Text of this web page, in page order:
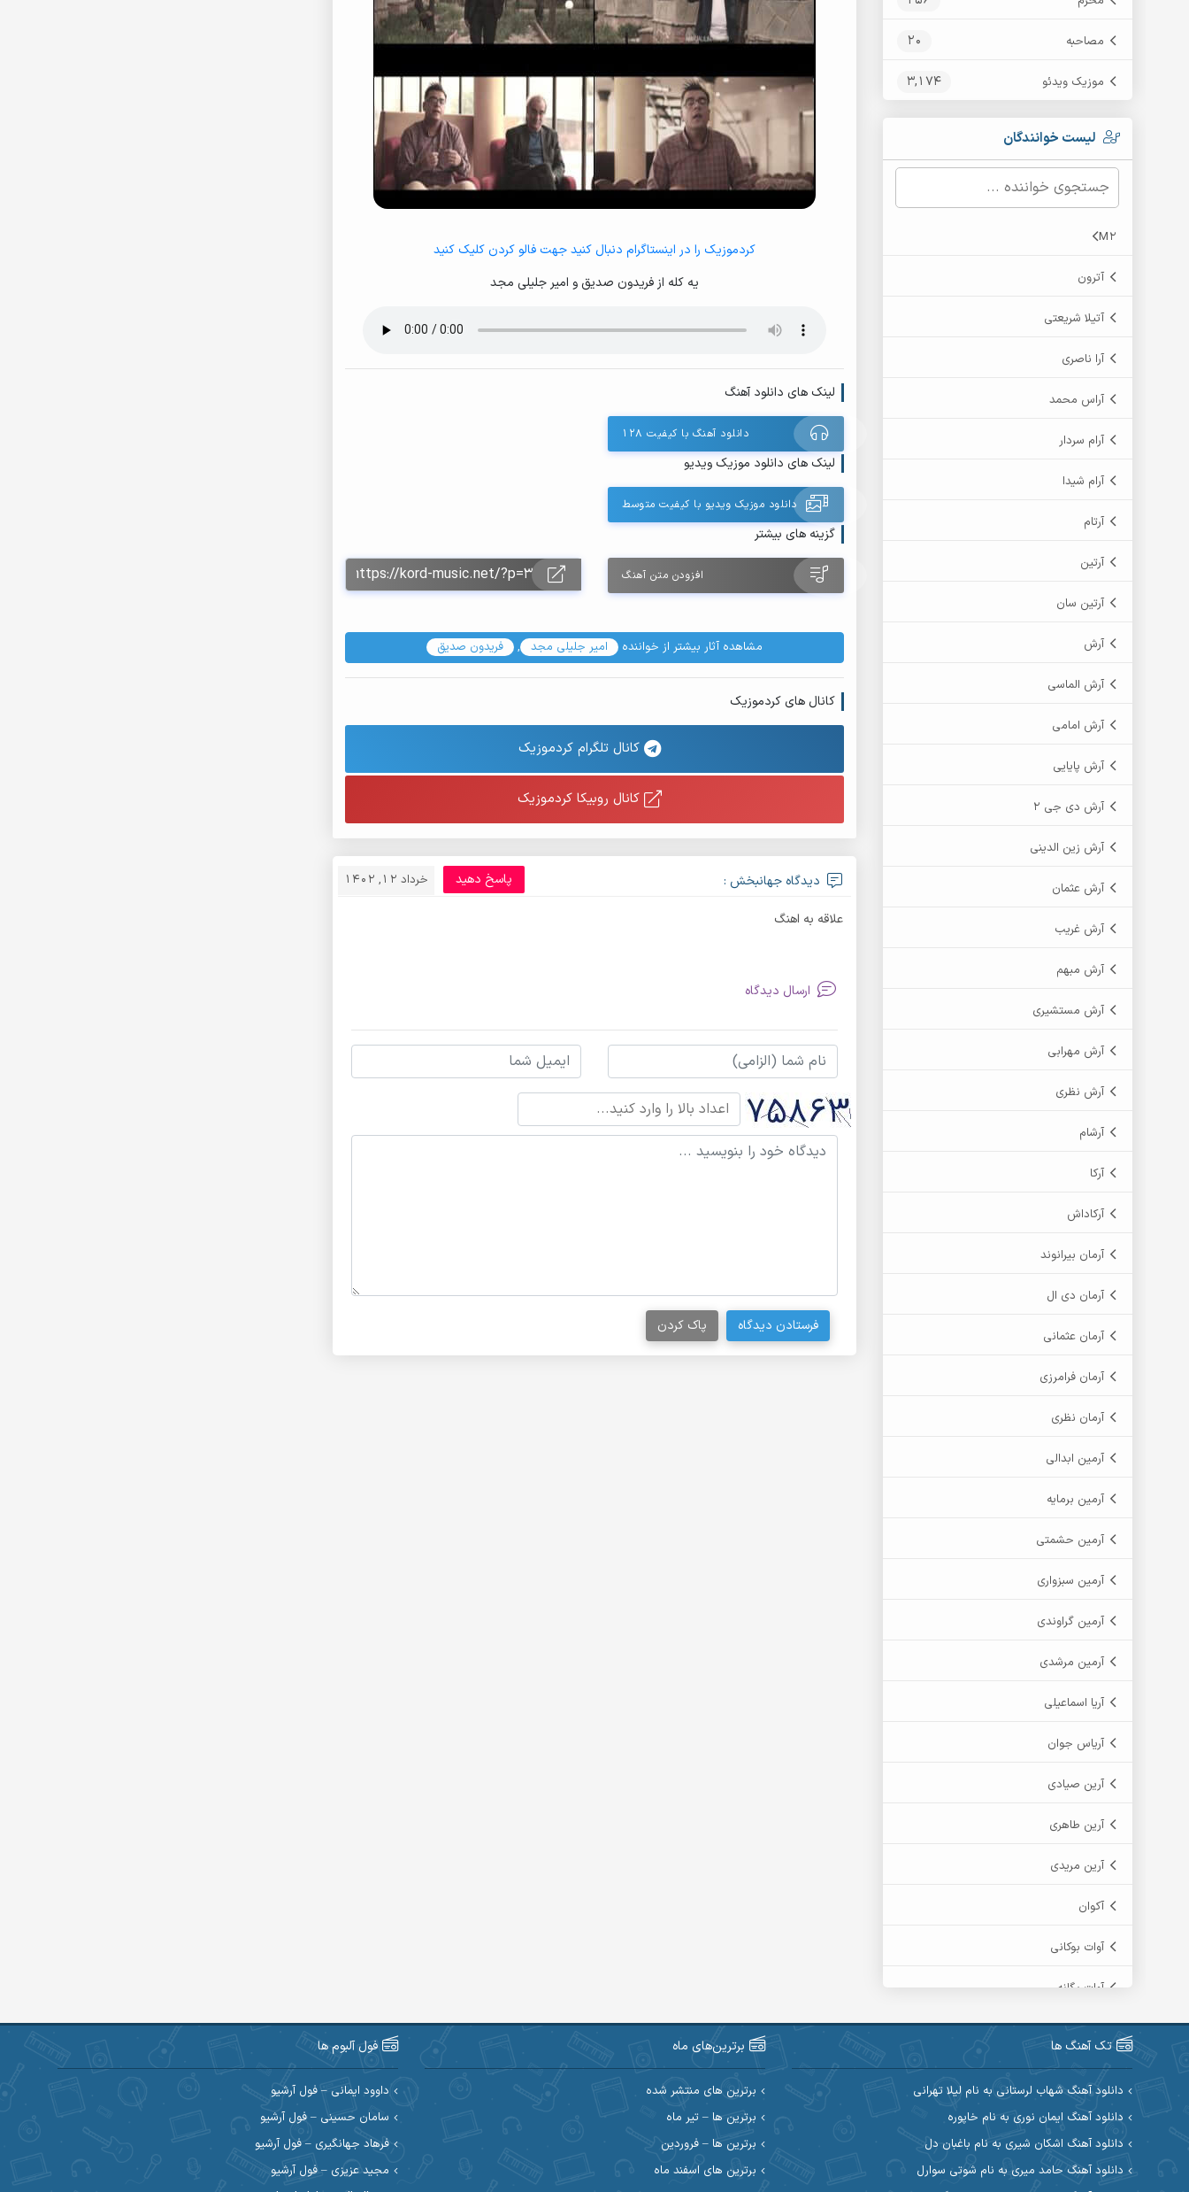
مصاحبه 20
موزیک ویدئو 3,174
لیست خوانندگان
M2
آترون
آتیلا شریعتی
آرا ناصری
آراس محمد
آرام سردار
آرام شیدا
آرتام
آرتین
آرتین سان
آرش
آرش الماسی
آرش امامی
آرش پایایی
آرش دی جی 2
آرش زین الدینی
آرش عثمان
آرش غریب
آرش مبهم
آرش مستشیری
آرش مهرابی
آرش نظری
آرشام
آرکا
آرکاداش
آرمان بیرانوند
آرمان دی ال
آرمان عثمانی
آرمان فرامرزی
آرمان نظری
آرمین ابدالی
آرمین برمایه
آرمین حشمتی
آرمین سبزواری
آرمین گراوندی
آرمین مرشدی
آریا اسماعیلی
آریاس جوان
آرین صیادی
آرین طاهری
آرین مریدی
آکوان
آوات بوکانی
آوات یگانه
آیت احمدنژاد
آیهان
ابراهیم شمس
ابوالحسن جاویدان
کردموزیک را در اینستاگرام دنبال کنید جهت فالو کردن کلیک کنید
یه کله از فریدون صدیق و امیر جلیلی مجد
لینک های دانلود آهنگ
دانلود آهنگ با کیفیت ۱۲۸
لینک های دانلود موزیک ویدیو
دانلود موزیک ویدیو با کیفیت متوسط
گزینه های بیشتر
افزودن متن آهنگ
مشاهده آثار بیشتر از خواننده امیر جلیلی مجد , فریدون صدیق
کانال های کردموزیک
کانال تلگرام کردموزیک
کانال روبیکا کردموزیک
دیدگاه جهانبخش : خرداد 12, 1402 پاسخ دهید
علاقه به اهنگ
ارسال دیدگاه
فرستادن دیدگاه پاک کردن
تک آهنگ ها
دانلود آهنگ شهاب لرستانی به نام لیلا تهرانی
دانلود آهنگ ایمان نوری به نام خاپوره
دانلود آهنگ اشکان شیری به نام باغبان دل
دانلود آهنگ حامد میری به نام شوتی سوارل
برترین‌های ماه
برترین های منتشر شده
برترین ها – تیر ماه
برترین ها – فروردین
برترین های اسفند ماه
فول آلبوم ها
داوود ایمانی – فول آرشیو
سامان حسینی – فول آرشیو
فرهاد جهانگیری – فول آرشیو
مجید عزیزی – فول آرشیو